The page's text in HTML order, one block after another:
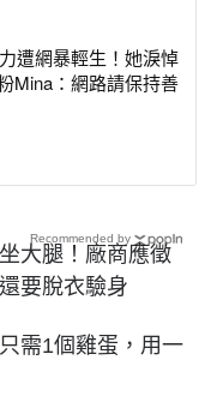
遭網暴輕生！她淚悼
Mina：網路請保持善
大腿！廠商應徵
要脫衣驗身
需1個雞蛋，用一
Recommended by